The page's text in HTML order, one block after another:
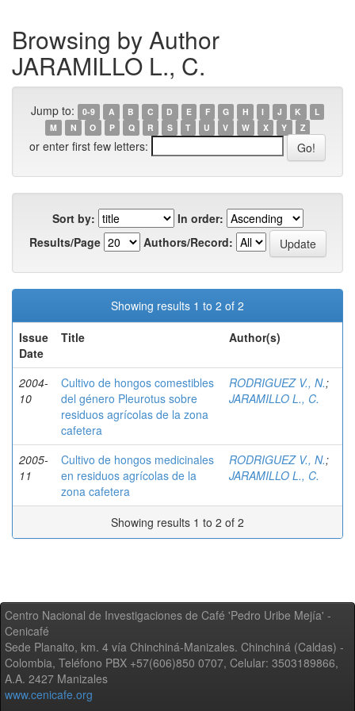
Browsing by Author
JARAMILLO L., C.
Jump to: 0-9 A B C D E F G H I J K
L
M
N O P Q R S T U V W X Y Z
or enter first few letters:
Sort by:
In order:
Results/Page
Authors/Record:
Showing results 1 to 2 of 2
Issue
Date
Title Author(s)
2004-
10
Cultivo de hongos comestibles
del género Pleurotus sobre
residuos agrícolas de la zona
cafetera
RODRIGUEZ V., N.;
JARAMILLO L., C.
2005-
11
Cultivo de hongos medicinales
en residuos agrícolas de la
zona cafetera
RODRIGUEZ V., N.;
JARAMILLO L., C.
Showing results 1 to 2 of 2
Centro Nacional de Investigaciones de Café 'Pedro Uribe Mejía' -
Cenicafé
Sede Planalto, km. 4 vía Chinchiná-Manizales. Chinchiná (Caldas) -
Colombia, Teléfono PBX +57(606)850 0707, Celular: 3503189866,
A.A. 2427 Manizales
www.cenicafe.org